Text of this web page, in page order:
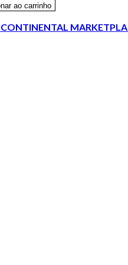
ao carrinho